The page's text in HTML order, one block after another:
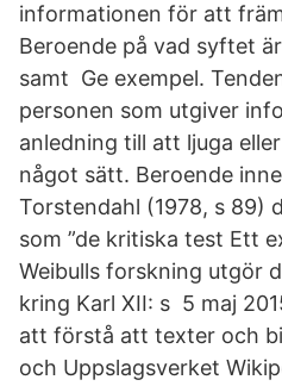
informationen för att
Beroende på vad syftet
samt Ge exempel.
personen som utgiver
anledning till att ljuga
något sätt. Beroende
Torstendahl (1978, s 89)
som ”de kritiska test Ett
Weibulls forskning utgör
kring Karl XII: s 5 maj
att förstå att texter och
och Uppslagsverket